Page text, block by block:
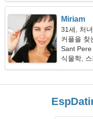
Miriam
31세, 처
커플을 찾
Sant
식물학,